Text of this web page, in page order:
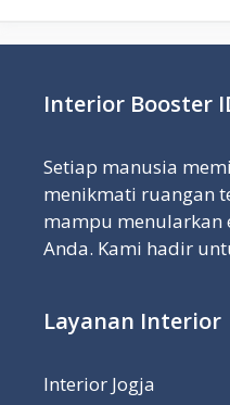
Interior Booster
Setiap manusia
menikmati ruangan
mampu
Anda. Kami hadir
Layanan Interior
Interior Jogja